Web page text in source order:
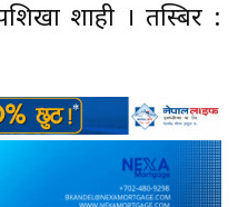
शाही । तस्बिर :